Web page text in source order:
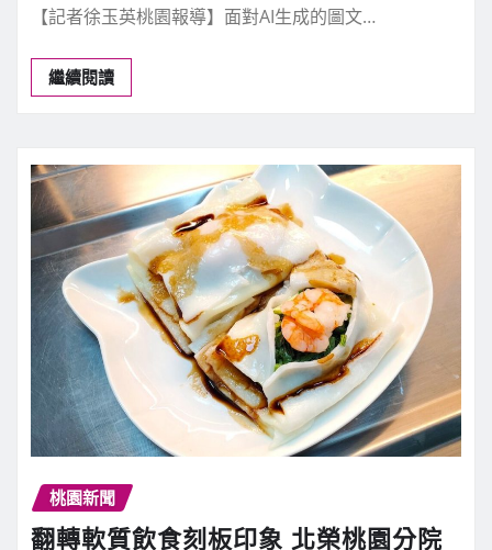
【記者徐玉英桃園報導】面對AI生成的圖文…
繼續閱讀
桃園新聞
翻轉軟質飲食刻板印象 北榮桃園分院